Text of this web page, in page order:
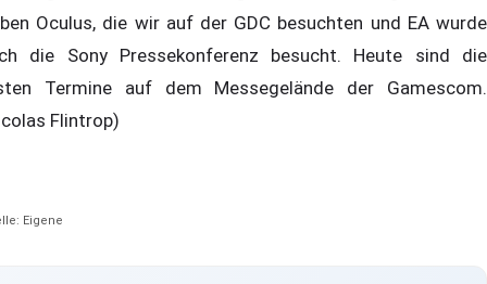
Oculus, die wir auf der GDC besuchten und EA wurde
die Sony Pressekonferenz besucht. Heute sind die
Termine auf dem Messegelände der Gamescom.
Flintrop)
Eigene